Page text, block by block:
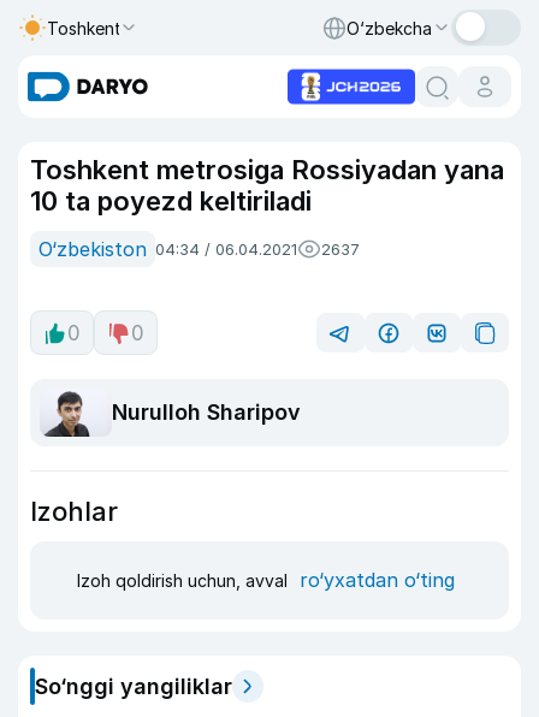
Toshkent O‘zbekcha
Toshkent metrosiga Rossiyadan yana
10 ta poyezd keltiriladi
O‘zbekiston 04:34 / 06.04.2021 2637
0 0
Nurulloh Sharipov
Izohlar
Izoh qoldirish uchun, avval ro‘yxatdan o‘ting
So‘nggi yangiliklar